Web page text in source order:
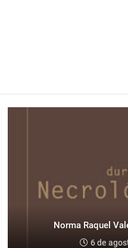
Norma Raquel
6 de